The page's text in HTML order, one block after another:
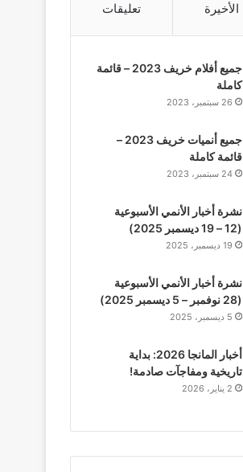
الأخيرة تعليقات
جميع أفلام خريف 2023 – قائمة
كاملة
26 سبتمبر، 2023
جميع أنميات خريف 2023 –
قائمة كاملة
24 سبتمبر، 2023
نشرة أخبار الأنمي الأسبوعية
(12 – 19 ديسمبر 2025)
19 ديسمبر، 2025
نشرة أخبار الأنمي الأسبوعية
(28 نوفمبر – 5 ديسمبر 2025)
5 ديسمبر، 2025
أخبار المانجا 2026: بداية
تاريخية ومفاجآت صادمة!
2 يناير، 2026